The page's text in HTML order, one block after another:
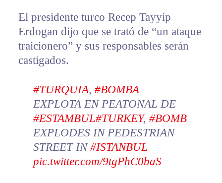
El presidente turco Recep Tayyip
Erdogan dijo que se trató de “un ataque
traicionero” y sus responsables serán
castigados.
#TURQUIA, #BOMBA
EXPLOTA EN PEATONAL DE
#ESTAMBUL#TURKEY, #BOMB
EXPLODES IN PEDESTRIAN
STREET IN#ISTANBUL
pic.twitter.com/9tgPhC0baS